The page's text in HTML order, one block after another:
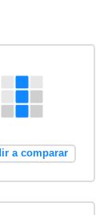
a comparar